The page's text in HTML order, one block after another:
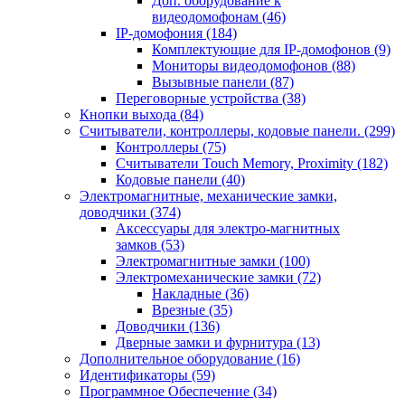
видеодомофонам (46)
IP-домофония (184)
Комплектующие для IP-домофонов (9)
Мониторы видеодомофонов (88)
Вызывные панели (87)
Переговорные устройства (38)
Кнопки выхода (84)
Считыватели, контроллеры, кодовые панели. (299)
Контроллеры (75)
Считыватели Touch Memory, Proximity (182)
Кодовые панели (40)
Электромагнитные, механические замки,
доводчики (374)
Аксессуары для электро-магнитных
замков (53)
Электромагнитные замки (100)
Электромеханические замки (72)
Накладные (36)
Врезные (35)
Доводчики (136)
Дверные замки и фурнитура (13)
Дополнительное оборудование (16)
Идентификаторы (59)
Программное Обеспечение (34)